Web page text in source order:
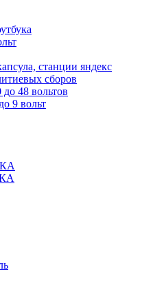
станции яндекс
сборов
48 вольтов
9 вольт